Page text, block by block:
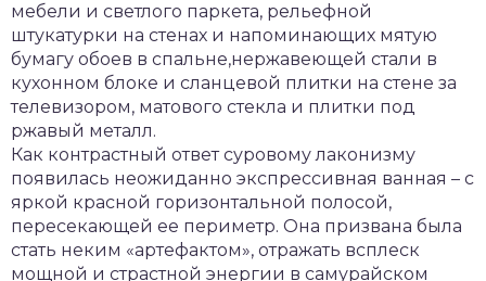
мебели и светлого паркета, рельефной
штукатурки на стенах и напоминающих мятую
бумагу обоев в спальне,нержавеющей стали в
кухонном блоке и сланцевой плитки на стене за
телевизором, матового стекла и плитки под
ржавый металл.
Как контрастный ответ суровому лаконизму
появилась неожиданно экспрессивная ванная – с
яркой красной горизонтальной полосой,
пересекающей ее периметр. Она призвана была
стать неким «артефактом», отражать всплеск
мощной и страстной энергии в самурайском